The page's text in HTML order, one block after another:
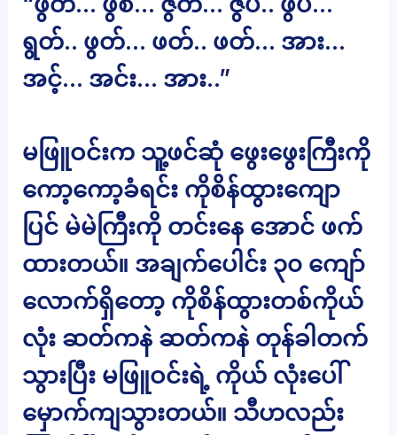
ရွတ်.. ဖွတ်… ဖတ်.. ဖတ်… အား…
အင့်… အင်း… အား..”
မဖြူဝင်းက သူ့ဖင်ဆုံ ဖွေးဖွေးကြီးကို
ကော့ကော့ခံရင်း ကိုစိန်ထွားကျော
ပြင် မဲမဲကြီးကို တင်းနေ အောင် ဖက်
ထားတယ်။ အချက်ပေါင်း ၃၀ ကျော်
လောက်ရှိတော့ ကိုစိန်ထွားတစ်ကိုယ်
လုံး ဆတ်ကနဲ ဆတ်ကနဲ တုန်ခါတက်
သွားပြီး မဖြူဝင်းရဲ့ ကိုယ် လုံးပေါ်
မှောက်ကျသွားတယ်။ သီဟလည်း